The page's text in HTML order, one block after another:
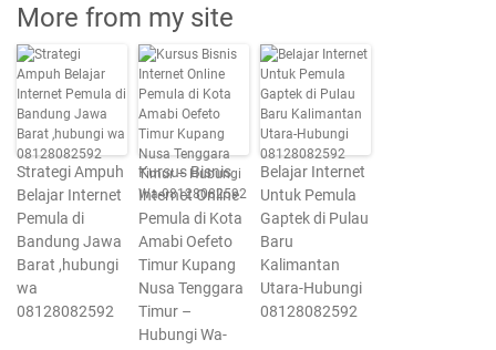
More from my site
Strategi Ampuh
Belajar Internet
Pemula di
Bandung Jawa
Barat ,hubungi
wa
08128082592
Kursus Bisnis
Internet Online
Pemula di Kota
Amabi Oefeto
Timur Kupang
Nusa Tenggara
Timur –
Hubungi Wa-
Belajar Internet
Untuk Pemula
Gaptek di Pulau
Baru
Kalimantan
Utara-Hubungi
08128082592